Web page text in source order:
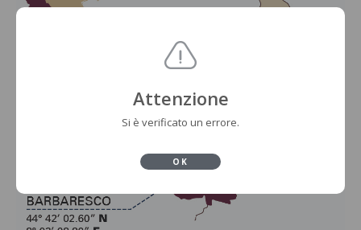
Attenzione
Si è verificato un errore.
OK